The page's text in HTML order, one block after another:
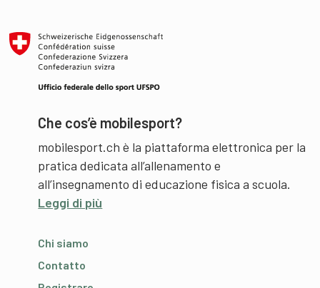
Che cos’è mobilesport?
mobilesport.ch è la piattaforma elettronica per la
pratica dedicata all’allenamento e
all’insegnamento di educazione fisica a scuola.
Leggi di più
Chi siamo
Contatto